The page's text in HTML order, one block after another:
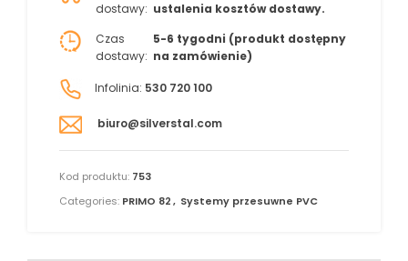
dostawy: ustalenia kosztów dostawy.
Czas
dostawy:
5-6 tygodni (produkt dostępny
na zamówienie)
Infolinia: 530 720 100
biuro@silverstal.com
Kod produktu: 753
Categories: PRIMO 82, Systemy przesuwne PVC